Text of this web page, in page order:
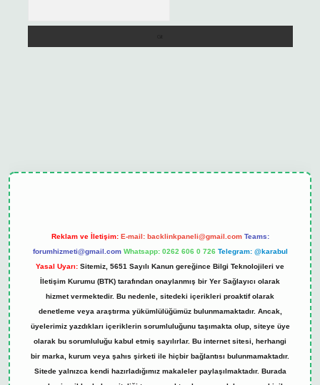
Reklam ve İletişim: E-mail: backlinkpaneli@gmail.com Teams:
forumhizmeti@gmail.com Whatsapp: 0262 606 0 726 Telegram: @karabul
Yasal Uyarı: Sitemiz, 5651 Sayılı Kanun gereğince Bilgi Teknolojileri ve
İletişim Kurumu (BTK) tarafından onaylanmış bir Yer Sağlayıcı olarak
hizmet vermektedir. Bu nedenle, sitedeki içerikleri proaktif olarak
denetleme veya araştırma yükümlülüğümüz bulunmamaktadır. Ancak,
üyelerimiz yazdıkları içeriklerin sorumluluğunu taşımakta olup, siteye üye
olarak bu sorumluluğu kabul etmiş sayılırlar. Bu internet sitesi, herhangi
bir marka, kurum veya şahıs şirketi ile hiçbir bağlantısı bulunmamaktadır.
Sitede yalnızca kendi hazırladığımız makaleler paylaşılmaktadır. Burada